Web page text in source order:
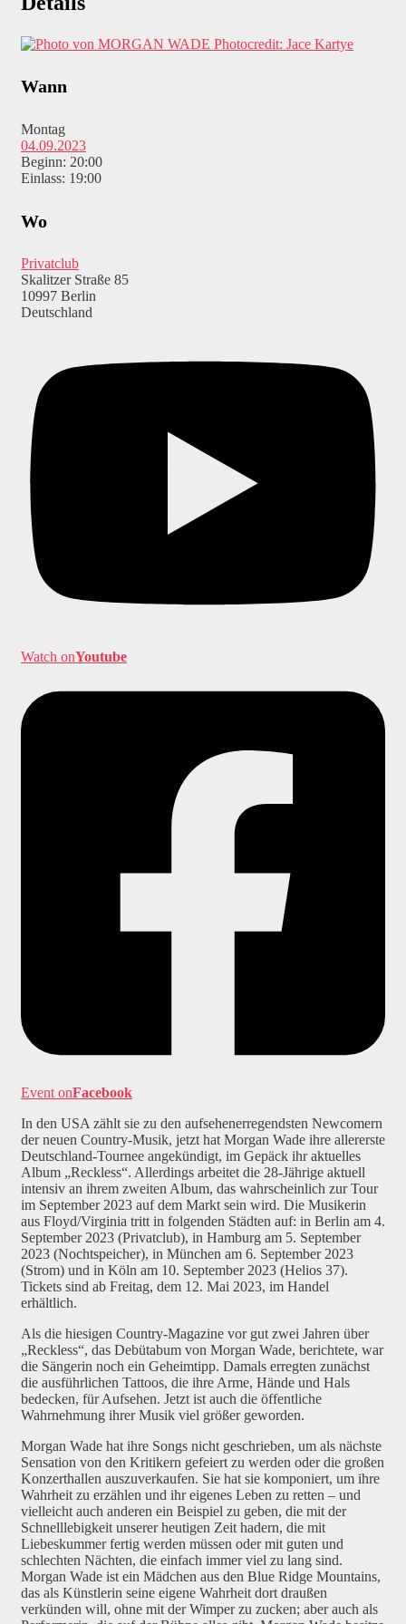
Photocredit: Jace Kartye
Wann
Montag
04.09.2023
Beginn: 20:00
Einlass: 19:00
Wo
Privatclub
Skalitzer Straße 85
10997 Berlin
Deutschland
Watch onYoutube
Event onFacebook
In den USA zählt sie zu den aufsehenerregendsten Newcomern
der neuen Country-Musik, jetzt hat Morgan Wade ihre allererste
Deutschland-Tournee angekündigt, im Gepäck ihr aktuelles
Album „Reckless“. Allerdings arbeitet die 28-Jährige aktuell
intensiv an ihrem zweiten Album, das wahrscheinlich zur Tour
im September 2023 auf dem Markt sein wird. Die Musikerin
aus Floyd/Virginia tritt in folgenden Städten auf: in Berlin am 4.
September 2023 (Privatclub), in Hamburg am 5. September
2023 (Nochtspeicher), in München am 6. September 2023
(Strom) und in Köln am 10. September 2023 (Helios 37).
Tickets sind ab Freitag, dem 12. Mai 2023, im Handel
erhältlich.
Als die hiesigen Country-Magazine vor gut zwei Jahren über
„Reckless“, das Debütabum von Morgan Wade, berichtete, war
die Sängerin noch ein Geheimtipp. Damals erregten zunächst
die ausführlichen Tattoos, die ihre Arme, Hände und Hals
bedecken, für Aufsehen. Jetzt ist auch die öffentliche
Wahrnehmung ihrer Musik viel größer geworden.
Morgan Wade hat ihre Songs nicht geschrieben, um als nächste
Sensation von den Kritikern gefeiert zu werden oder die großen
Konzerthallen auszuverkaufen. Sie hat sie komponiert, um ihre
Wahrheit zu erzählen und ihr eigenes Leben zu retten – und
vielleicht auch anderen ein Beispiel zu geben, die mit der
Schnelllebigkeit unserer heutigen Zeit hadern, die mit
Liebeskummer fertig werden müssen oder mit guten und
schlechten Nächten, die einfach immer viel zu lang sind.
Morgan Wade ist ein Mädchen aus den Blue Ridge Mountains,
das als Künstlerin seine eigene Wahrheit dort draußen
verkünden will, ohne mit der Wimper zu zucken; aber auch als